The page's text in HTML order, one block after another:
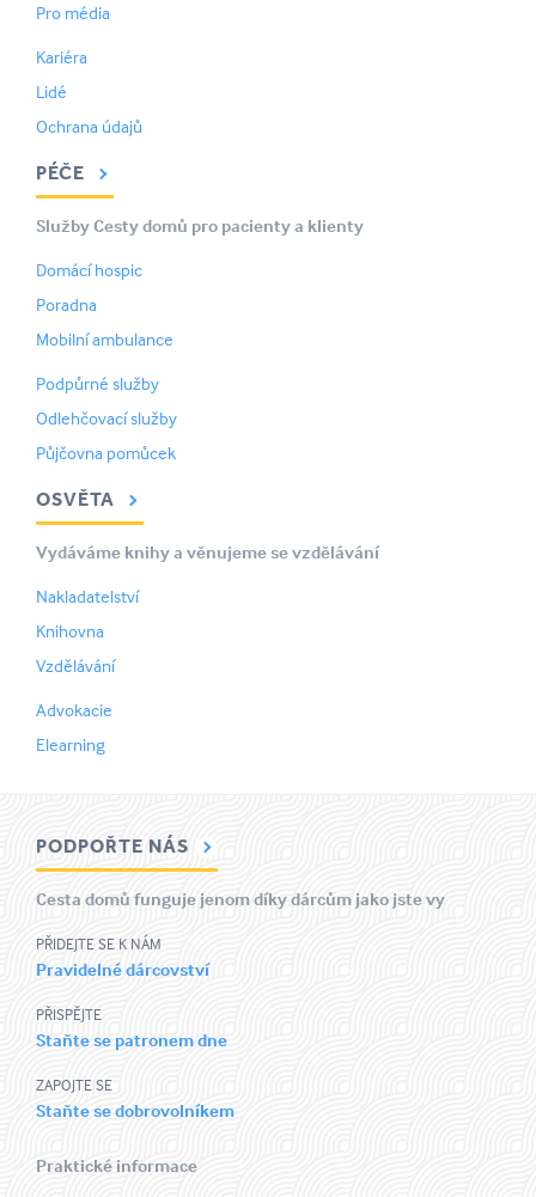
Pro média
Kariéra
Lidé
Ochrana údajů
PÉČE
Služby Cesty domů pro pacienty a klienty
Domácí hospic
Poradna
Mobilní ambulance
Podpůrné služby
Odlehčovací služby
Půjčovna pomůcek
OSVĚTA
Vydáváme knihy a věnujeme se vzdělávání
Nakladatelství
Knihovna
Vzdělávání
Advokacie
Elearning
PODPOŘTE NÁS
Cesta domů funguje jenom díky dárcům jako jste vy
PŘIDEJTE SE K NÁM
Pravidelné dárcovství
PŘISPĚJTE
Staňte se patronem dne
ZAPOJTE SE
Staňte se dobrovolníkem
Praktické informace